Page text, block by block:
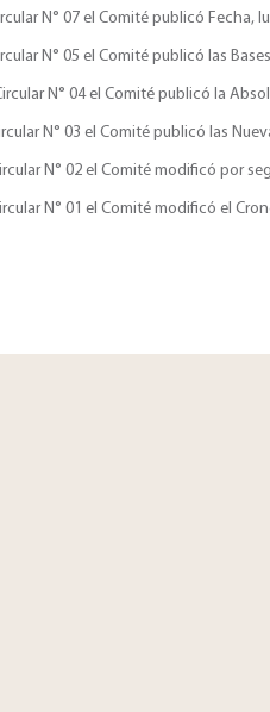
N° 07 el Comité publicó Fecha,
N° 05 el Comité publicó las
N° 04 el Comité publicó la
N° 03 el Comité publicó las
N° 02 el Comité modificó por
N° 01 el Comité modificó el